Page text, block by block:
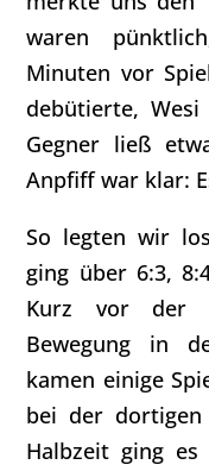
waren
Minuten vor
debütierte,
Gegner ließ
Anpfiff war klar:
So legten wir
ging über 6:3,
Kurz vor der
Bewegung in
kamen einige
bei der
Halbzeit ging